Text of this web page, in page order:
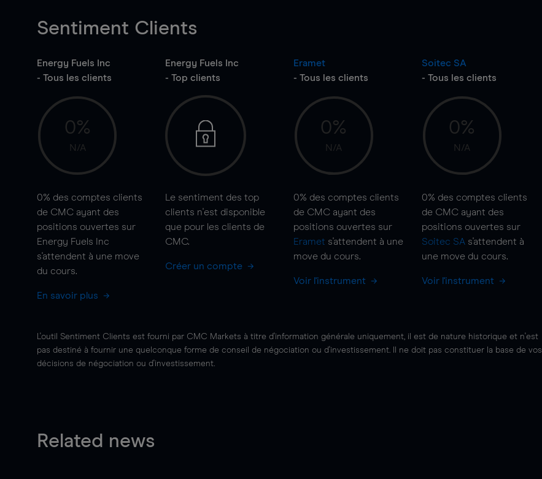
Sentiment Clients
Energy Fuels Inc
- Tous les clients
0%
N/A
0% des comptes clients
de CMC ayant des
positions ouvertes sur
Energy Fuels Inc
s'attendent à une move
du cours.
En savoir plus
Energy Fuels Inc
- Top clients
Le sentiment des top
clients n'est disponible
que pour les clients de
CMC.
Créer un compte
Eramet
- Tous les clients
0%
N/A
0% des comptes clients
de CMC ayant des
positions ouvertes sur
Eramet s'attendent à une
move du cours.
Voir l'instrument
Soitec SA
- Tous les clients
0%
N/A
0% des comptes clients
de CMC ayant des
positions ouvertes sur
Soitec SA s'attendent à
une move du cours.
Voir l'instrument
L'outil Sentiment Clients est fourni par CMC Markets à titre d'information générale uniquement, il est de nature historique et n'est
pas destiné à fournir une quelconque forme de conseil de négociation ou d'investissement. Il ne doit pas constituer la base de vos
décisions de négociation ou d'investissement.
Related news